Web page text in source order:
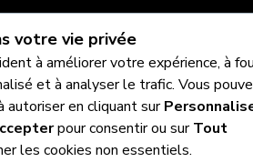
votre vie privée
à améliorer votre expérience, à
et à analyser le trafic. Vous
autoriser en cliquant sur
pour consentir ou surTout
les cookies non essentiels.